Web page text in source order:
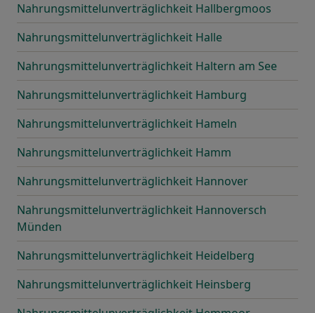
Nahrungsmittelunverträglichkeit Hallbergmoos
Nahrungsmittelunverträglichkeit Halle
Nahrungsmittelunverträglichkeit Haltern am See
Nahrungsmittelunverträglichkeit Hamburg
Nahrungsmittelunverträglichkeit Hameln
Nahrungsmittelunverträglichkeit Hamm
Nahrungsmittelunverträglichkeit Hannover
Nahrungsmittelunverträglichkeit Hannoversch
Münden
Nahrungsmittelunverträglichkeit Heidelberg
Nahrungsmittelunverträglichkeit Heinsberg